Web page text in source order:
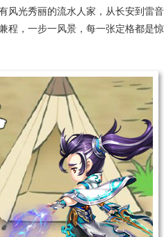
风光秀丽的流水人家，从长安到雷音
程，一步一风景，每一张定格都是惊